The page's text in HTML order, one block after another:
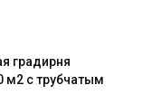
градирня
с трубчатым